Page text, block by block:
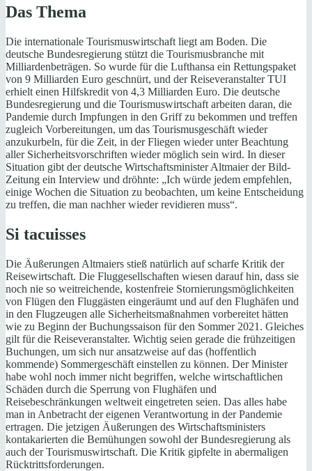
Das Thema
Die internationale Tourismuswirtschaft liegt am Boden. Die
deutsche Bundesregierung stützt die Tourismusbranche mit
Milliardenbeträgen. So wurde für die Lufthansa ein Rettungspaket
von 9 Milliarden Euro geschnürt, und der Reiseveranstalter TUI
erhielt einen Hilfskredit von 4,3 Milliarden Euro. Die deutsche
Bundesregierung und die Tourismuswirtschaft arbeiten daran, die
Pandemie durch Impfungen in den Griff zu bekommen und treffen
zugleich Vorbereitungen, um das Tourismusgeschäft wieder
anzukurbeln, für die Zeit, in der Fliegen wieder unter Beachtung
aller Sicherheitsvorschriften wieder möglich sein wird. In dieser
Situation gibt der deutsche Wirtschaftsminister Altmaier der Bild-
Zeitung ein Interview und dröhnte: „Ich würde jedem empfehlen,
einige Wochen die Situation zu beobachten, um keine Entscheidung
zu treffen, die man nachher wieder revidieren muss“.
Si tacuisses
Die Äußerungen Altmaiers stieß natürlich auf scharfe Kritik der
Reisewirtschaft. Die Fluggesellschaften wiesen darauf hin, dass sie
noch nie so weitreichende, kostenfreie Stornierungsmöglichkeiten
von Flügen den Fluggästen eingeräumt und auf den Flughäfen und
in den Flugzeugen alle Sicherheitsmaßnahmen vorbereitet hätten
wie zu Beginn der Buchungssaison für den Sommer 2021. Gleiches
gilt für die Reiseveranstalter. Wichtig seien gerade die frühzeitigen
Buchungen, um sich nur ansatzweise auf das (hoffentlich
kommende) Sommergeschäft einstellen zu können. Der Minister
habe wohl noch immer nicht begriffen, welche wirtschaftlichen
Schäden durch die Sperrung von Flughäfen und
Reisebeschränkungen weltweit eingetreten seien. Das alles habe
man in Anbetracht der eigenen Verantwortung in der Pandemie
ertragen. Die jetzigen Äußerungen des Wirtschaftsministers
kontakarierten die Bemühungen sowohl der Bundesregierung als
auch der Tourismuswirtschaft. Die Kritik gipfelte in abermaligen
Rücktrittsforderungen.